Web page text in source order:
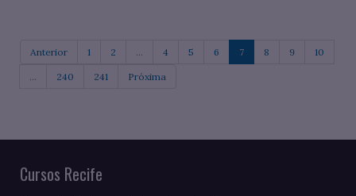
Anterior 1 2 ... 4 5 6 7 8 9 10
... 240 241 Próxima
Cursos Recife